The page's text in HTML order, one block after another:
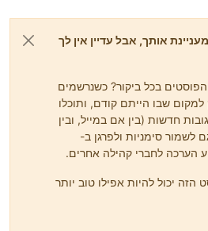
אותך, אבל עדיין אין לך
בכל ביקור? כשנרשמים
שבו הייתם קודם, ותוכלו
חדשות (בין אם במייל, ובין
סימניות ולפרגן ב-
יכול להיות אפילו טוב יותר